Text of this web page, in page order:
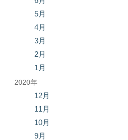
5月
4月
3月
2月
1月
2020年
12月
11月
10月
9月